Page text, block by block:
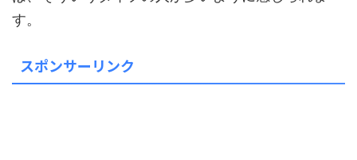
す。
スポンサーリンク